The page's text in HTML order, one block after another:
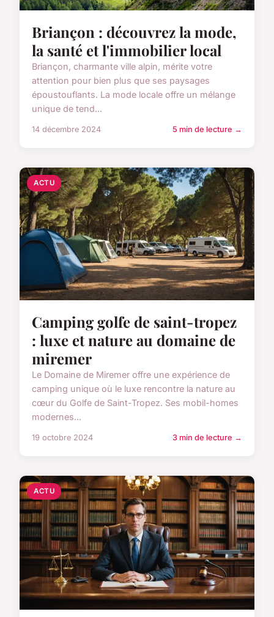
Briançon : découvrez la mode,
la santé et l'immobilier local
Briançon, charmante ville alpin, mérite votre
attention pour bien plus que ses paysages
époustouflants. La mode locale offre un mélange
unique de tend...
14 décembre 2024 5 min de lecture →
ACTU
Camping golfe de saint-tropez
: luxe et nature au domaine de
miremer
Le Domaine de Miremer offre une expérience de
camping unique où le luxe rencontre la nature au
cœur du Golfe de Saint-Tropez. Ses mobil-homes
modernes...
19 octobre 2024 3 min de lecture →
ACTU